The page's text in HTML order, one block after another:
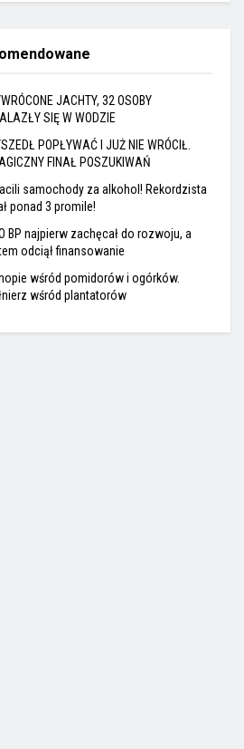
JACHTY, 32 OSOBY
SIĘ W WODZIE
POPŁYWAĆ I JUŻ NIE WRÓCIŁ.
FINAŁ POSZUKIWAŃ
samochody za alkohol! Rekordzista
ponad 3 promile!
BP najpierw zachęcał do rozwoju, a
odciął finansowanie
wśród pomidorów i ogórków.
wśród plantatorów